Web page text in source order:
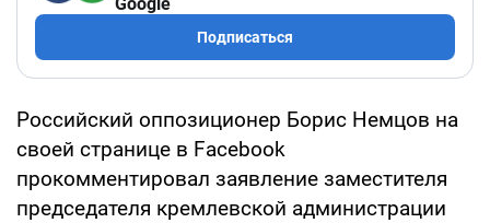
Подписаться
Российский оппозиционер Борис Немцов на
своей странице в Facebook
прокомментировал заявление заместителя
председателя кремлевской администрации